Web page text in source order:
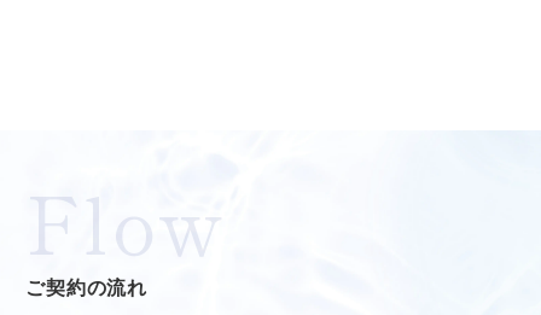
Flow
ご契約の流れ